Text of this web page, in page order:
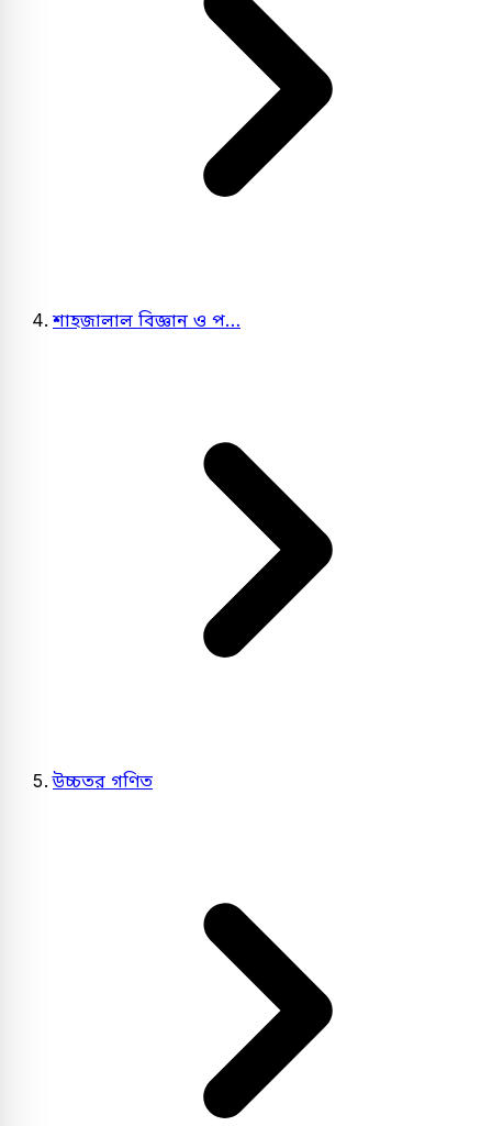
শাহজালাল বিজ্ঞান ও প…
উচ্চতর গণিত